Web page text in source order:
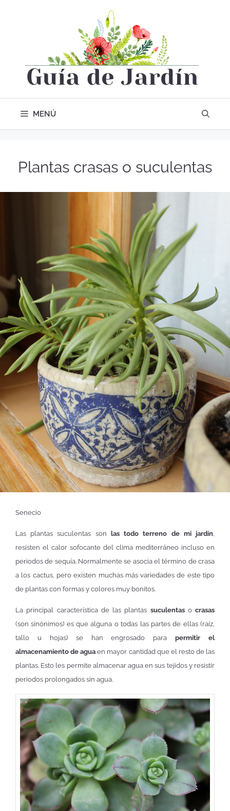
MENÚ
Plantas crasas o suculentas
Senecio
Las plantas suculentas son las todo terreno de mi jardín
resisten el calor sofocante del clima mediterráneo incluso en
periodos de sequía. Normalmente se asocia el término de crasa
a los cactus, pero existen muchas más variedades de este tipo
de plantas con formas y colores muy bonitos.
La principal característica de las plantas suculentaso crasas
(son sinónimos) es que alguna o todas las partes de ellas (raíz,
tallo u hojas) se han engrosado para permitir el
almacenamiento de agua en mayor cantidad que el resto de las
plantas. Esto les permite almacenar agua en sus tejidos y resistir
periodos prolongados sin agua.